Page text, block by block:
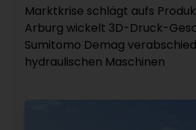
Marktkrise schlägt aufs
Arburg wickelt 3D-Druck-
Sumitomo Demag
hydraulischen Maschinen